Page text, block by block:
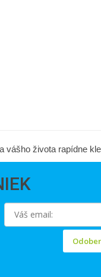
života rapídne